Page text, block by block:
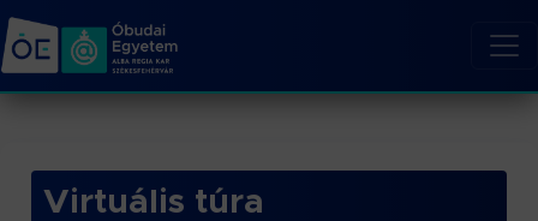
Virtuális túra